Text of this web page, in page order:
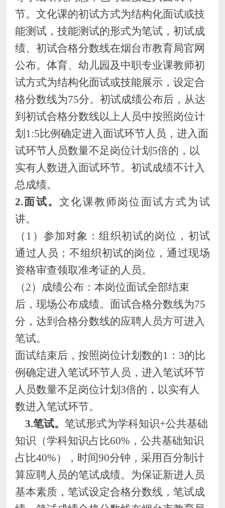
节。文化课的初试方式为结构化面试或技
能测试 ，技能测试的形式为笔试，初试成
绩、初试合格分数线在烟台市教育局官 网
公布。体育、幼儿园及中职专业课教师初
试方式为结构化面试或技能展示 ，设定合
格分数线为75分。初试成绩公布后，从达
到初试合格分数线以上人员中按照岗位计
划 1:5比例确定进入面试环节人员，进入面
试环节人员数量不足岗位计划 5倍的，以
实有人数进入面试环节。初试成绩不计入
总成绩。
2.面试。文化课教师岗位 面试方式为试
讲。
（ 1）参加对象：组织初试的岗位，初试
通过人员；不组织初试的岗位，通过现场
资格审查领取准考证的 人员。
（2）成绩公布：本岗位面试全部结束
后，现场公布成绩。面试合格分数线为75
分，达到合格分数线的应聘人员方可进入
笔试。
面试结束后，按照岗位计划数的1：3的比
例确定进入笔试环节人员，进入笔试环节
人员数量不足岗位计划 3倍的，以实有人
数进入笔试环节。
3.笔试。笔试形式为学科知识+公共基础
知识（学科知识占比60%，公共基础知识
占比40%），时间90分钟， 采用百分制计
算应聘人员的笔试成绩。为保证新进人员
基本素质，笔试设定合格分数线，笔试成